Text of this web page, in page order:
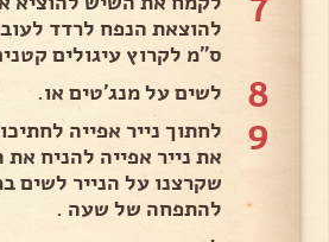
להוצאת הנפח לרדד
ס"מ לקרוץ עיגולים
8 לשים על מנג'טים או.
9
לחתוך נייר אפייה
את נייר אפייה להניח את
שקרצנו על הנייר לשים
להתפחה של שעה .